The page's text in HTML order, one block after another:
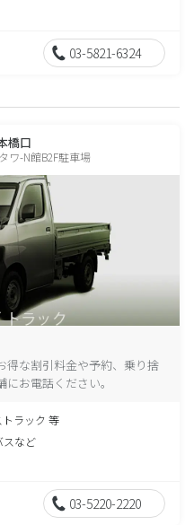
03-5821-6324
橋口
ワ-N館B2F駐車場
得な割引料金や予約、乗り捨
お電話ください。
トラック 等
スなど
03-5220-2220